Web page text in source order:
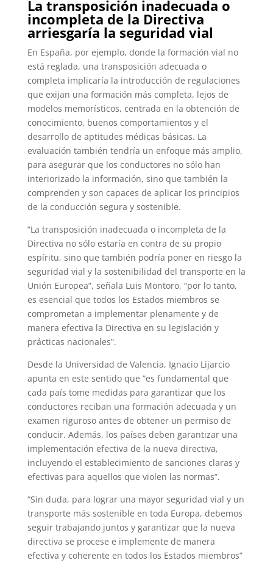
La transposición inadecuada o
incompleta de la Directiva
arriesgaría la seguridad vial
En España, por ejemplo, donde la formación vial no
está reglada, una transposición adecuada o
completa implicaría la introducción de regulaciones
que exijan una formación más completa, lejos de
modelos memorísticos, centrada en la obtención de
conocimiento, buenos comportamientos y el
desarrollo de aptitudes médicas básicas. La
evaluación también tendría un enfoque más amplio,
para asegurar que los conductores no sólo han
interiorizado la información, sino que también la
comprenden y son capaces de aplicar los principios
de la conducción segura y sostenible.
“La transposición inadecuada o incompleta de la
Directiva no sólo estaría en contra de su propio
espíritu, sino que también podría poner en riesgo la
seguridad vial y la sostenibilidad del transporte en la
Unión Europea”, señala Luis Montoro, “por lo tanto,
es esencial que todos los Estados miembros se
comprometan a implementar plenamente y de
manera efectiva la Directiva en su legislación y
prácticas nacionales”.
Desde la Universidad de Valencia, Ignacio Lijarcio
apunta en este sentido que “es fundamental que
cada país tome medidas para garantizar que los
conductores reciban una formación adecuada y un
examen riguroso antes de obtener un permiso de
conducir. Además, los países deben garantizar una
implementación efectiva de la nueva directiva,
incluyendo el establecimiento de sanciones claras y
efectivas para aquellos que violen las normas”.
“Sin duda, para lograr una mayor seguridad vial y un
transporte más sostenible en toda Europa, debemos
seguir trabajando juntos y garantizar que la nueva
directiva se procese e implemente de manera
efectiva y coherente en todos los Estados miembros”